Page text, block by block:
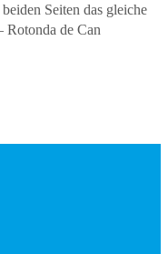
Seiten das gleiche
Rotonda de Can